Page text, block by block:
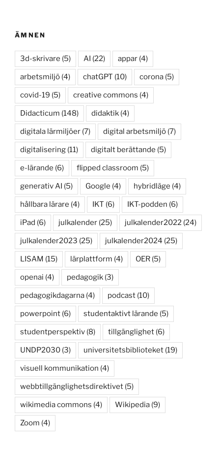
ÄMNEN
3d-skrivare (5) AI (22) appar (4)
arbetsmiljö (4) chatGPT (10) corona (5)
covid-19 (5) creative commons (4)
Didacticum (148) didaktik (4)
digitala lärmiljöer (7) digital arbetsmiljö (7)
digitalisering (11) digitalt berättande (5)
e-lärande (6) flipped classroom (5)
generativ AI (5) Google (4) hybridläge (4)
hållbara lärare (4) IKT (6) IKT-podden (6)
iPad (6) julkalender (25) julkalender2022 (24)
julkalender2023 (25) julkalender2024 (25)
LISAM (15) lärplattform (4) OER (5)
openai (4) pedagogik (3)
pedagogikdagarna (4) podcast (10)
powerpoint (6) studentaktivt lärande (5)
studentperspektiv (8) tillgänglighet (6)
UNDP2030 (3) universitetsbiblioteket (19)
visuell kommunikation (4)
webbtillgänglighetsdirektivet (5)
wikimedia commons (4) Wikipedia (9)
Zoom (4)